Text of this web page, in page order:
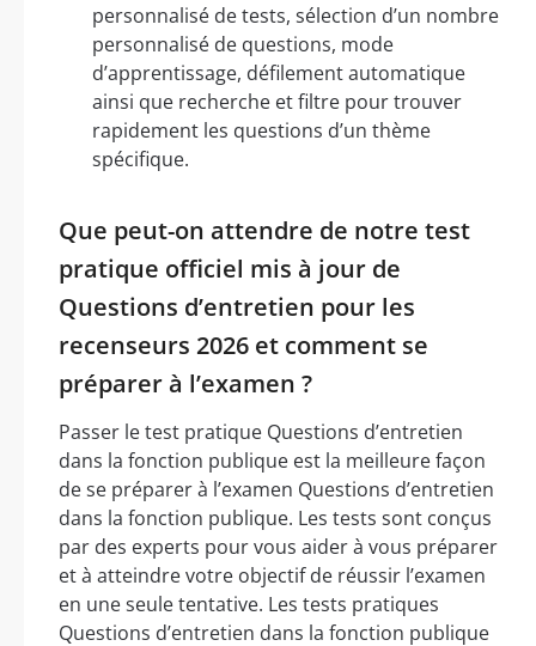
personnalisé de tests, sélection d’un nombre
personnalisé de questions, mode
d’apprentissage, défilement automatique
ainsi que recherche et filtre pour trouver
rapidement les questions d’un thème
spécifique.
Que peut-on attendre de notre test
pratique officiel mis à jour de
Questions d’entretien pour les
recenseurs 2026 et comment se
préparer à l’examen ?
Passer le test pratique Questions d’entretien
dans la fonction publique est la meilleure façon
de se préparer à l’examen Questions d’entretien
dans la fonction publique. Les tests sont conçus
par des experts pour vous aider à vous préparer
et à atteindre votre objectif de réussir l’examen
en une seule tentative. Les tests pratiques
Questions d’entretien dans la fonction publique